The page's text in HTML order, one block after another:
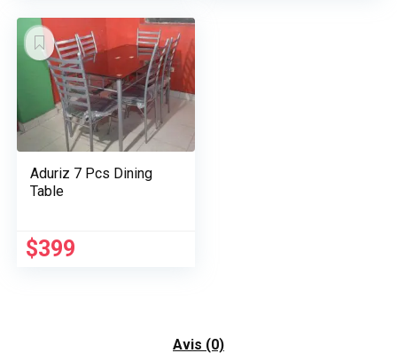
Aduriz 7 Pcs Dining
Table
$399
Avis (0)